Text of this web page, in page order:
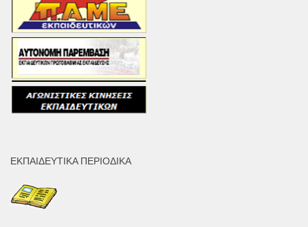
ΕΚΠΑΙΔΕΥΤΙΚΆ ΠΕΡΙΟΔΙΚΆ